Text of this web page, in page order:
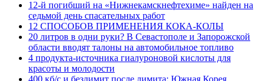
12-й погибший на «Нижнекамскнефтехиме» найден на
седьмой день спасательных работ
12 СПОСОБОВ ПРИМЕНЕНИЯ КОКА-КОЛЫ
20 литров в одни руки? В Севастополе и Запорожской
области вводят талоны на автомобильное топливо
4 продукта-источника гиалуроновой кислоты для
красоты и молодости
400 кб/с и безлимит после лимита: Южная Корея